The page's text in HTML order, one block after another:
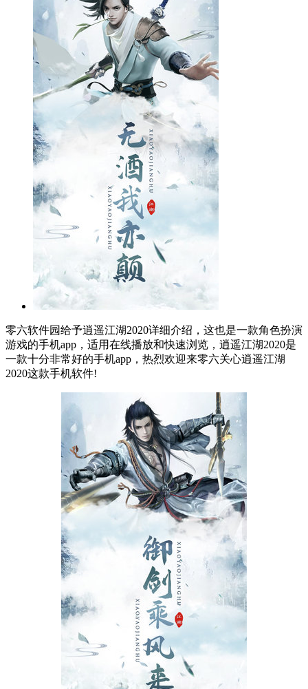
零六软件园给予逍遥江湖2020详细介绍，这也是一款角色扮演
游戏的手机app，适用在线播放和快速浏览，逍遥江湖2020是
一款十分非常好的手机app，热烈欢迎来零六关心逍遥江湖
2020这款手机软件!